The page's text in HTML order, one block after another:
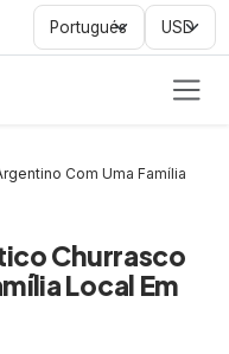
Com Uma Família
Churrasco
Local Em